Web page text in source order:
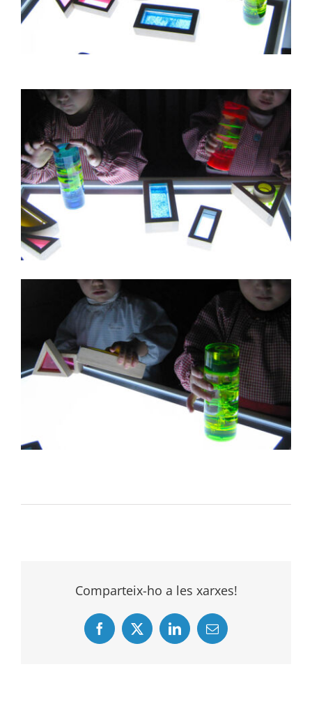
Comparteix-ho a les xarxes!
Facebook
X LinkedInEmail